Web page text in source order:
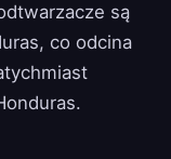
są
co odcina